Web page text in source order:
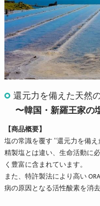
還元力を備えた天然
〜韓国・新羅王家の
【商品概要】
塩の常識を覆す ”還元力を備え
精製塩とは違い、生命活動に
く豊富に含まれています。
また、特許製法により高い
病の原因となる活性酸素を消去